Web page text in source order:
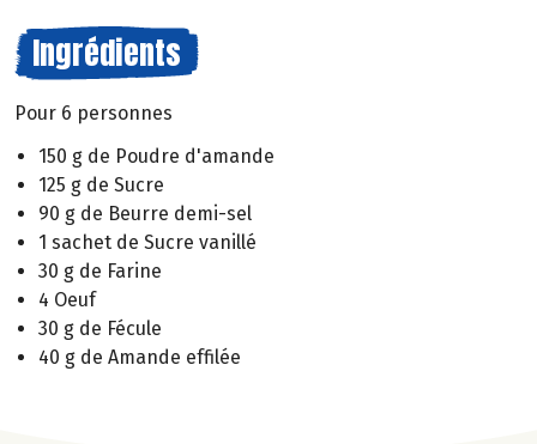
Ingrédients
Pour 6 personnes
150 g de Poudre d'amande
125 g de Sucre
90 g de Beurre demi-sel
1 sachet de Sucre vanillé
30 g de Farine
4 Oeuf
30 g de Fécule
40 g de Amande effilée